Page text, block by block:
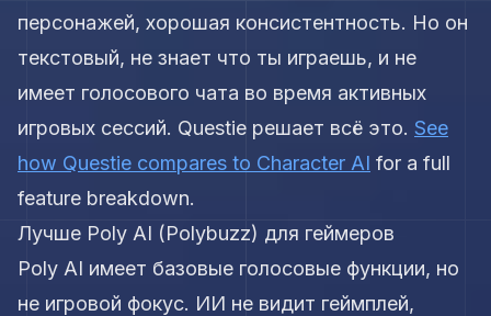
персонажей, хорошая консистентность. Но он
текстовый, не знает что ты играешь, и не
имеет голосового чата во время активных
игровых сессий. Questie решает всё это. See
how Questie compares to Character AI for a full
feature breakdown.
Лучше Poly AI (Polybuzz) для геймеров
Poly AI имеет базовые голосовые функции, но
не игровой фокус. ИИ не видит геймплей,